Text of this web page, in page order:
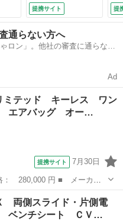
ア
突
コ
リ
ン
ライバシーガラス
セキュリティ パワ
ーステアリング
（車検整備付）
提携サイト
Ｃ
イ
提
通らない方へ
ロン」。他社の審査に通らなか
Ad
ミテッド キーレス ワン
エアバッグ オー…
提携サイト 7月30日
レード名： リミテッ
アバッグ オートマ フル
両側スライド・片側電
ベンチシート ＣＶ…